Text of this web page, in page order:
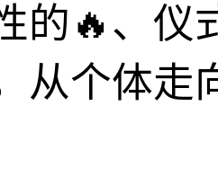
的🔥、仪
从个体走